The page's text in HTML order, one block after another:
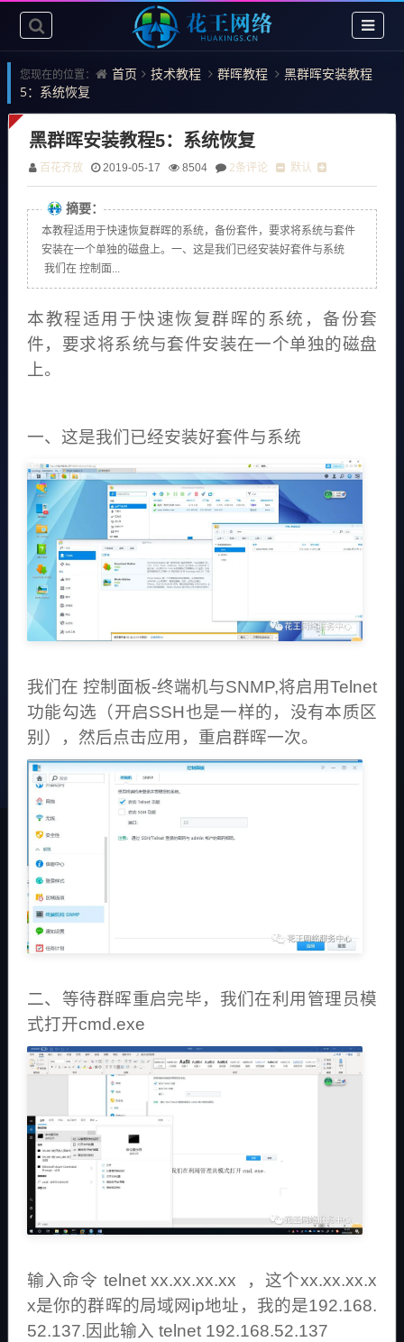
您现在的位置： 首页 技术教程 群晖教程
黑群晖安装教程
5：系统恢复
黑群晖安装教程5：系统恢复
百花齐放 2019-05-17 8504 2条评论 默认
摘要：
本教程适用于快速恢复群晖的系统，备份套件，要求将系统与套件
安装在一个单独的磁盘上。一、这是我们已经安装好套件与系统
我们在 控制面...
本教程适用于快速恢复群晖的系统，备份套
件，要求将系统与套件安装在一个单独的磁盘
上。
一、这是我们已经安装好套件与系统
我们在 控制面板-终端机与SNMP,将启用Telnet
功能勾选（开启SSH也是一样的，没有本质区
别），然后点击应用，重启群晖一次。
二、等待群晖重启完毕，我们在利用管理员模
式打开cmd.exe
输入命令 telnet xx.xx.xx.xx ，这个xx.xx.xx.x
x是你的群晖的局域网ip地址，我的是192.168.
52.137.因此输入 telnet 192.168.52.137